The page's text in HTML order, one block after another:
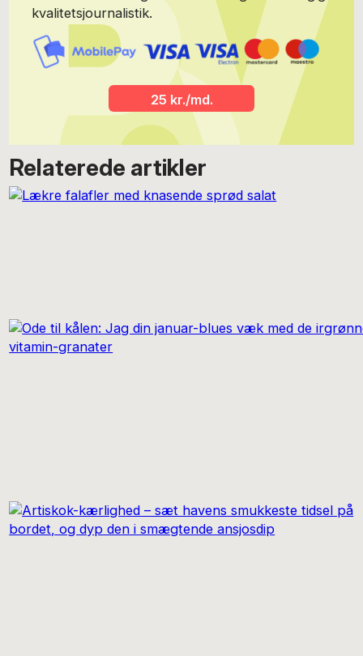
kvalitetsjournalistik.
25 kr./md.
Relaterede artikler